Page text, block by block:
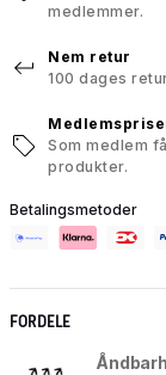
medlemmer.
Nem retur
100 dages
Som medlem
produkter.
Betalingsmetoder
FORDELE